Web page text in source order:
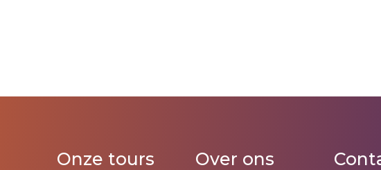
Onze tours Over ons